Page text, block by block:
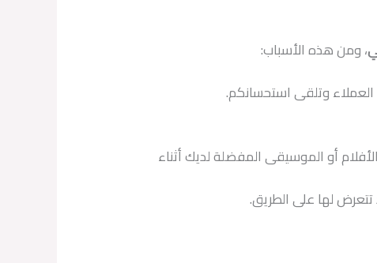
، ومن هذه الأسباب:
وتلقى استحسانكم.
أو الموسيقى المفضلة لديك أثناء
تتعرض لها على الطريق.